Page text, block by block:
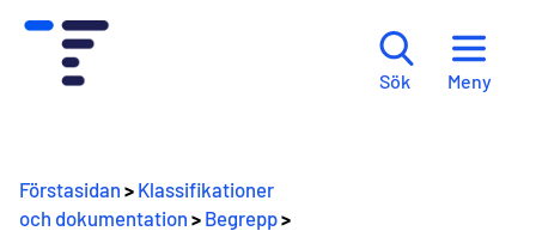
Sök Meny
Förstasidan > Klassifikationer
och dokumentation > Begrepp>